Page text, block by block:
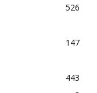
526
147
443